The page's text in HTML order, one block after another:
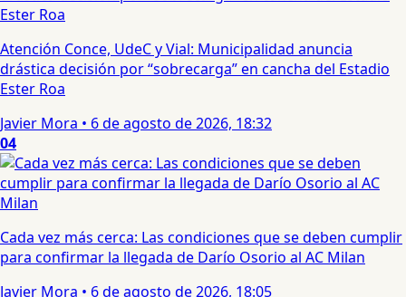
Atención Conce, UdeC y Vial: Municipalidad anuncia
drástica decisión por “sobrecarga” en cancha del Estadio
Ester Roa
Javier Mora • 6 de agosto de 2026, 18:32
04
Cada vez más cerca: Las condiciones que se deben cumplir
para confirmar la llegada de Darío Osorio al AC Milan
Javier Mora • 6 de agosto de 2026, 18:05